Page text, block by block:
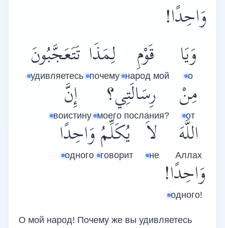
وَاحِدًا!
وَيَا
о
قَوْمِ
народ мой
لِمَذَا
почему
تَتَعَجَّبُونَ
удивляетесь
مِنْ
от
رِسَالَتِي؟
моего послания?
إِنَّ
воистину
اللَّهَ
Аллах
لاَ
не
يُكَلِّمُ
говорит
وَاحِدًا
одного
وَاحِدًا!
одного!
О мой народ! Почему же вы удивляетесь